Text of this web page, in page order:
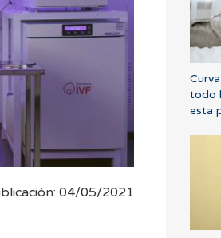
04/05/2021
todo
esta